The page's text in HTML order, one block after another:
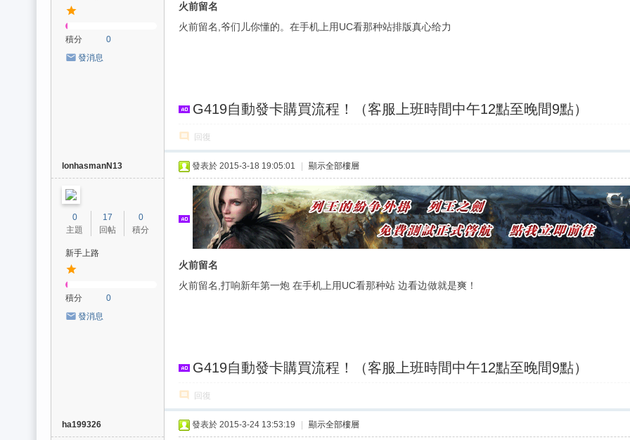
積分
0
發消息
火前留名
火前留名,爷们儿你懂的。在手机上用UC看那种站排版真心给力
G419自動發卡購買流程！（客服上班時間中午12點至晚間9點）
回復
lonhasmanN13
0
主題
17
回帖
0
積分
新手上路
積分
0
發消息
發表於 2015-3-18 19:05:01 顯示全部樓層
火前留名
火前留名,打响新年第一炮 在手机上用UC看那种站 边看边做就是爽！
G419自動發卡購買流程！（客服上班時間中午12點至晚間9點）
回復
ha199326 發表於 2015-3-24 13:53:19 顯示全部樓層